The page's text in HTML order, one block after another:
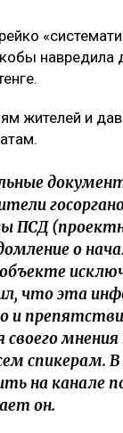
навредила
жителей и
ПСД
о
что эта
и
мнения
спикерам. В
на канале
он.